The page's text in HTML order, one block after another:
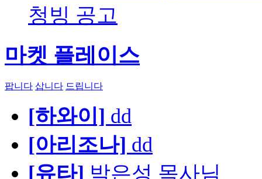
청빙 공고
마켓 플레이스
팝니다 삽니다 드립니다
[하와이] dd
[아리조나] dd
[유타] 박은성 목사님